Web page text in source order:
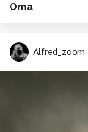
Oma
Alfred_zoom